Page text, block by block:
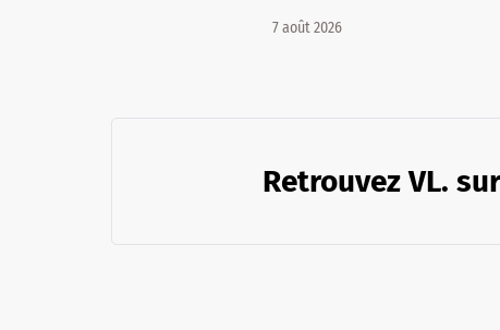
7 août 2026
Retrouvez VL.